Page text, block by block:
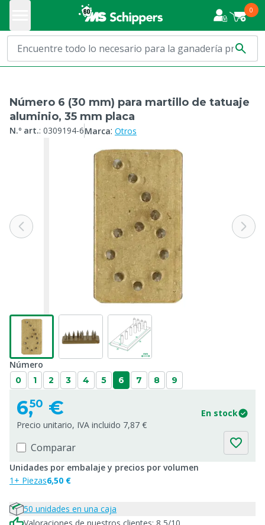
0
Número 6 (30 mm) para martillo de tatuaje
aluminio, 35 mm placa
N.º art.: 0309194-6Marca: Otros
Número
0 1 2 3 4 5 6 7 8 9
6,50 €
En stock
Precio unitario, IVA incluido 7,87 €
Comparar
Unidades por embalaje y precios por volumen
1+ Piezas6,50 €
50 unidades en una caja